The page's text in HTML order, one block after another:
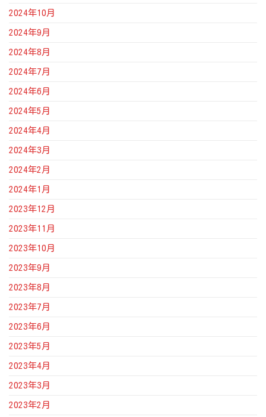
2024年10月
2024年9月
2024年8月
2024年7月
2024年6月
2024年5月
2024年4月
2024年3月
2024年2月
2024年1月
2023年12月
2023年11月
2023年10月
2023年9月
2023年8月
2023年7月
2023年6月
2023年5月
2023年4月
2023年3月
2023年2月